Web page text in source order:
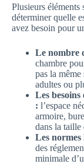
Plusieurs éléments
déterminer quelle
avez besoin pour
Le nombre
chambre
pas la
adultes ou
Les besoins
: l’espace
armoire,
dans la taille
Les normes
des
minimale